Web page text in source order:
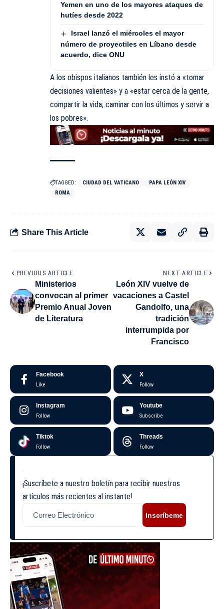
Yemen en uno de los mayores ataques de
hutíes desde 2022
Israel lanzó el miércoles el mayor
número de proyectiles en Líbano desde
acuerdo, dice ONU
A los obispos italianos también les instó a «tomar
decisiones valientes» y a «estar cerca de la gente,
compartir la vida, caminar con los últimos y servir a
los pobres».
TAGGED: CIUDAD DEL VATICANO
PAPA LEÓN XIV
ROMA
Share This Article
PREVIOUS ARTICLE
Ministerios
convocan al primer
Premio Anual Joven
de Literatura
NEXT ARTICLE
León XIV vuelve de
vacaciones a Castel
Gandolfo, una
tradición
interrumpida por
Francisco
Facebook
Like
X
Follow
Instagram
Follow
Youtube
Subscribe
Tiktok
Follow
Threads
Follow
¡Suscríbete a nuestro boletín para recibir nuestros
artículos más recientes al instante!
Inscríbeme